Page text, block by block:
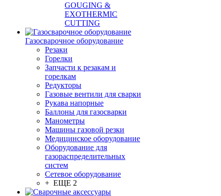
GOUGING &
EXOTHERMIC
CUTTING
Газосварочное оборудование
Резаки
Горелки
Запчасти к резакам и
горелкам
Редукторы
Газовые вентили для сварки
Рукава напорные
Баллоны для газосварки
Манометры
Машины газовой резки
Медицинское оборудование
Оборудование для
газораспределительных
систем
Сетевое оборудование
+ ЕЩЕ 2